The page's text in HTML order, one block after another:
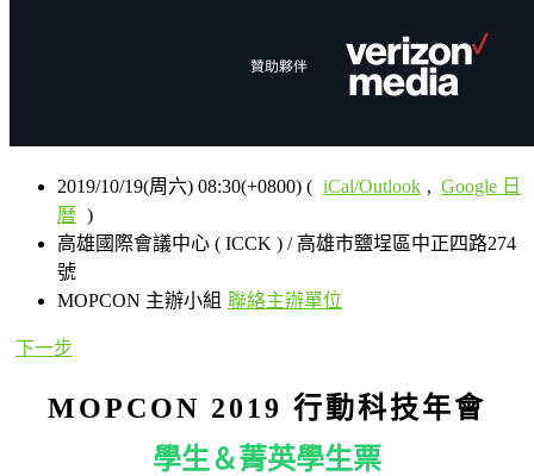
2019/10/19(周六) 08:30(+0800) ( iCal/Outlook , Google 日
曆 )
高雄國際會議中心 ( ICCK ) / 高雄市鹽埕區中正四路274
號
MOPCON 主辦小組 聯絡主辦單位
下一步
MOPCON 2019 行動科技年會
學生＆菁英學生票